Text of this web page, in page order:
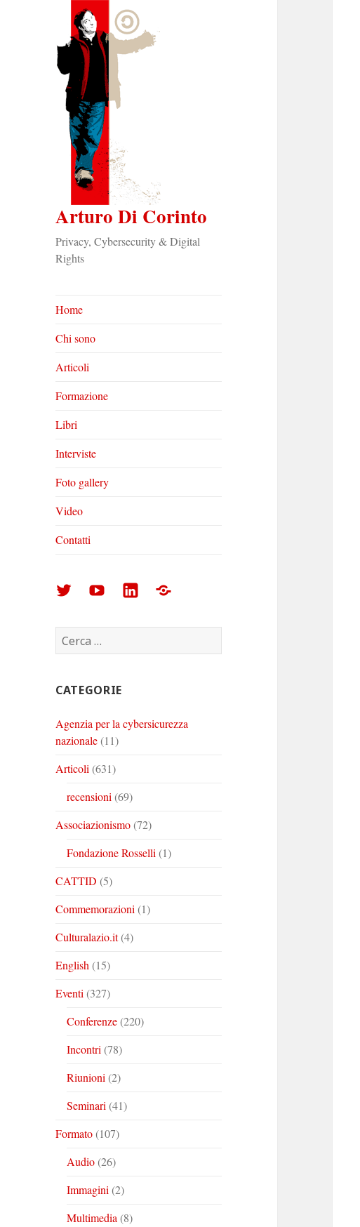
Arturo Di Corinto
Privacy, Cybersecurity & Digital
Rights
Home
Chi sono
Articoli
Formazione
Libri
Interviste
Foto gallery
Video
Contatti
Arturo
Corinto
su
Arturo
Corinto
su
Arturo
su
Foto
Ricerca
per:
CATEGORIE
Agenzia per la cybersicurezza
nazionale(11)
Articoli (631)
recensioni (69)
Associazionismo(72)
Fondazione Rosselli (1)
CATTID (5)
Commemorazioni (1)
Culturalazio.it(4)
English (15)
Eventi (327)
Conferenze(220)
Incontri (78)
Riunioni (2)
Seminari (41)
Formato(107)
Audio(26)
Immagini (2)
Multimedia (8)